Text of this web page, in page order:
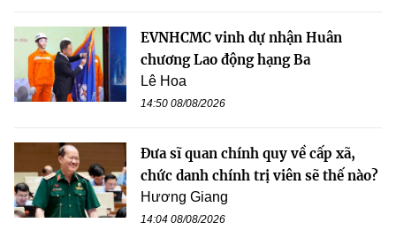
EVNHCMC vinh dự nhận Huân
chương Lao động hạng Ba
Lê Hoa
14:50 08/08/2026
Đưa sĩ quan chính quy về cấp xã,
chức danh chính trị viên sẽ thế nào?
Hương Giang
14:04 08/08/2026